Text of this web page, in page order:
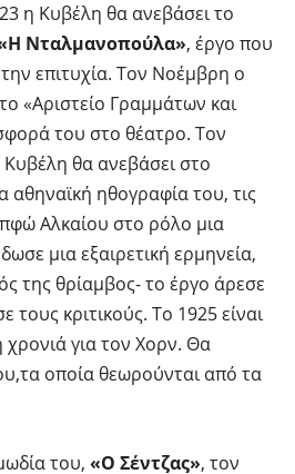
η Κυβέλη θα ανεβάσει το
Νταλμανοπούλα», έργο που
επιτυχία. Τον Νοέμβρη ο
«Αριστείο Γραμμάτων και
του στο θέατρο. Τον
θα ανεβάσει στο
αθηναϊκή ηθογραφία του, τις
Αλκαίου στο ρόλο μια
μια εξαιρετική ερμηνεία,
της θρίαμβος- το έργο άρεσε
τους κριτικούς. Το 1925 είναι
χρονιά για τον Χορν. Θα
οποία θεωρούνται από τα
του, «Ο Σέντζας», τον